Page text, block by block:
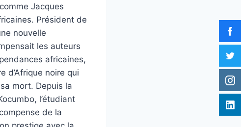
Jacques
Président de
nouvelle
les auteurs
africaines,
d’Afrique noire qui
mort. Depuis la
l’étudiant
de la